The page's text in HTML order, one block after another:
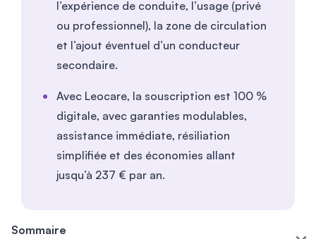
l’expérience de conduite, l’usage (privé
ou professionnel), la zone de circulation
et l’ajout éventuel d’un conducteur
secondaire.
Avec Leocare, la souscription est 100 %
digitale, avec garanties modulables,
assistance immédiate, résiliation
simplifiée et des économies allant
jusqu’à 237 € par an.
Sommaire